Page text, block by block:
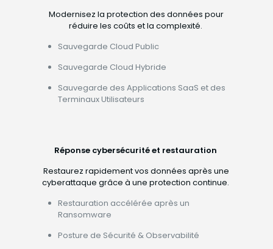
Modernisez la protection des données pour
réduire les coûts et la complexité.
Sauvegarde Cloud Public
Sauvegarde Cloud Hybride
Sauvegarde des Applications SaaS et des
Terminaux Utilisateurs
Réponse cybersécurité et restauration
Restaurez rapidement vos données après une
cyberattaque grâce à une protection continue.
Restauration accélérée après un
Ransomware
Posture de Sécurité & Observabilité